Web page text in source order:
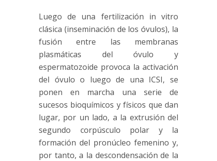
Luego de una fertilización in vitro
clásica (inseminación de los óvulos), la
fusión entre las membranas
plasmáticas del óvulo y
espermatozoide provoca la activación
del óvulo o luego de una ICSI, se
ponen en marcha una serie de
sucesos bioquímicos y físicos que dan
lugar, por un lado, a la extrusión del
segundo corpúsculo polar y la
formación del pronúcleo femenino y,
por tanto, a la descondensación de la